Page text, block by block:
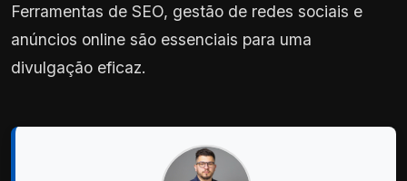
Ferramentas de SEO, gestão de redes sociais e
anúncios online são essenciais para uma
divulgação eficaz.